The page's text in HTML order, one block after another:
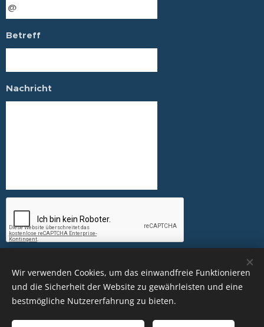
Betreff
Nachricht
Abschicken
BLV Brandenburg 2026
Wir verwenden Cookies, um das einwandfreie Funktionieren
und die Sicherheit der Website zu gewährleisten und eine
bestmögliche Nutzererfahrung zu bieten.